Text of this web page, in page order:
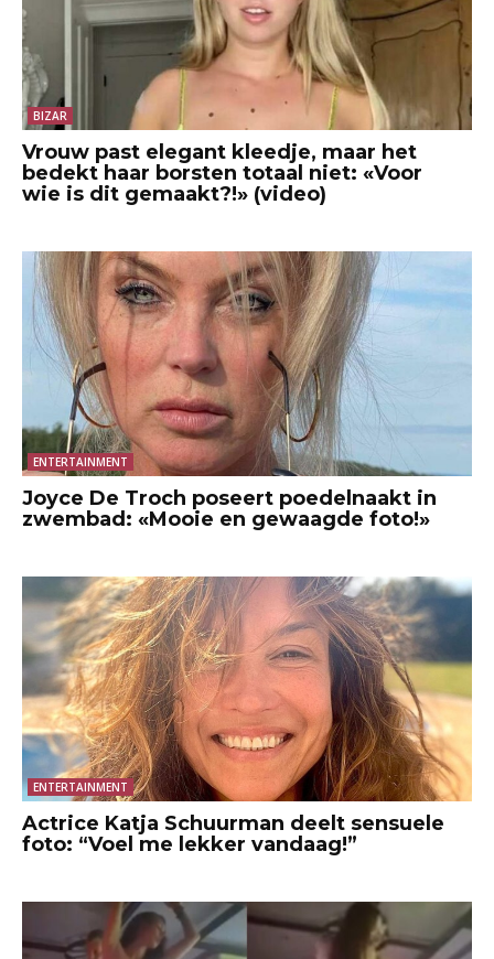
BIZAR
Vrouw past elegant kleedje, maar het
bedekt haar borsten totaal niet: «Voor
wie is dit gemaakt?!» (video)
ENTERTAINMENT
Joyce De Troch poseert poedelnaakt in
zwembad: «Mooie en gewaagde foto!»
ENTERTAINMENT
Actrice Katja Schuurman deelt sensuele
foto: “Voel me lekker vandaag!”